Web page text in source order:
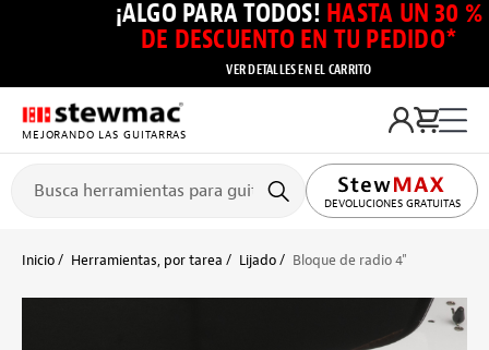
¡ALGO PARA TODOS! HASTA UN 30 %
DE DESCUENTO EN TU PEDIDO*
VER DETALLES EN EL CARRITO
MEJORANDO LAS GUITARRAS
DEVOLUCIONES GRATUITAS
Inicio Herramientas, por tarea Lijado Bloque de radio 4"